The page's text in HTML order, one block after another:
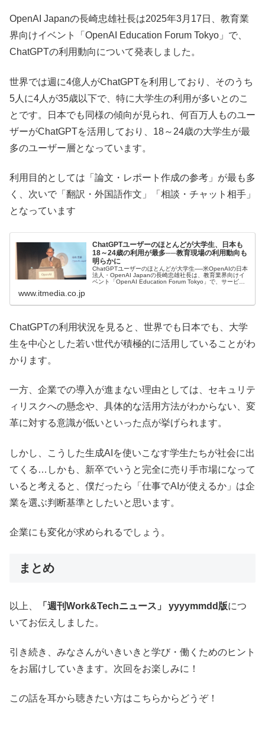
OpenAI Japanの長崎忠雄社長は2025年3月17日、教育業
界向けイベント「OpenAI Education Forum Tokyo」で、
ChatGPTの利用動向について発表しました。
世界では週に4億人がChatGPTを利用しており、そのうち
5人に4人が35歳以下で、特に大学生の利用が多いとのこ
とです。日本でも同様の傾向が見られ、何百万人ものユー
ザーがChatGPTを活用しており、18～24歳の大学生が最
多のユーザー層となっています。
利用目的としては「論文・レポート作成の参考」が最も多
く、次いで「翻訳・外国語作文」「相談・チャット相手」
となっています
ChatGPTユーザーのほとんどが大学生、日本も
18～24歳の利用が最多──教育現場の利用動向も
明らかに
ChatGPTユーザーのほとんどが大学生──米OpenAIの日本
法人・OpenAI Japanの長崎忠雄社長は、教育業界向けイ
ベント「OpenAI Education Forum Tokyo」で、サービス
www.itmedia.co.jp
ChatGPTの利用状況を見ると、世界でも日本でも、大学
生を中心とした若い世代が積極的に活用していることがわ
かります。
一方、企業での導入が進まない理由としては、セキュリテ
ィリスクへの懸念や、具体的な活用方法がわからない、変
革に対する意識が低いといった点が挙げられます。
しかし、こうした生成AIを使いこなす学生たちが社会に出
てくる…しかも、新卒でいうと完全に売り手市場になって
いると考えると、僕だったら「仕事でAIが使えるか」は企
業を選ぶ判断基準としたいと思います。
企業にも変化が求められるでしょう。
まとめ
以上、 「週刊Work&Techニュース」 yyyymmdd版につ
いてお伝えしました。
引き続き、みなさんがいきいきと学び・働くためのヒント
をお届けしていきます。次回をお楽しみに！
この話を耳から聴きたい方はこちらからどうぞ！